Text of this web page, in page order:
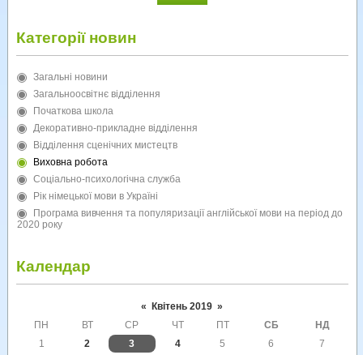
Категорії новин
Загальні новини
Загальноосвітнє відділення
Початкова школа
Декоративно-прикладне відділення
Відділення сценічних мистецтв
Виховна робота
Соціально-психологічна служба
Рік німецької мови в Україні
Програма вивчення та популяризації англійської мови на період до
2020 року
Календар
« Квітень 2019 »
ПН
ВТ СР ЧТ ПТ СБ
НД
1
2 3 4 5 6
7